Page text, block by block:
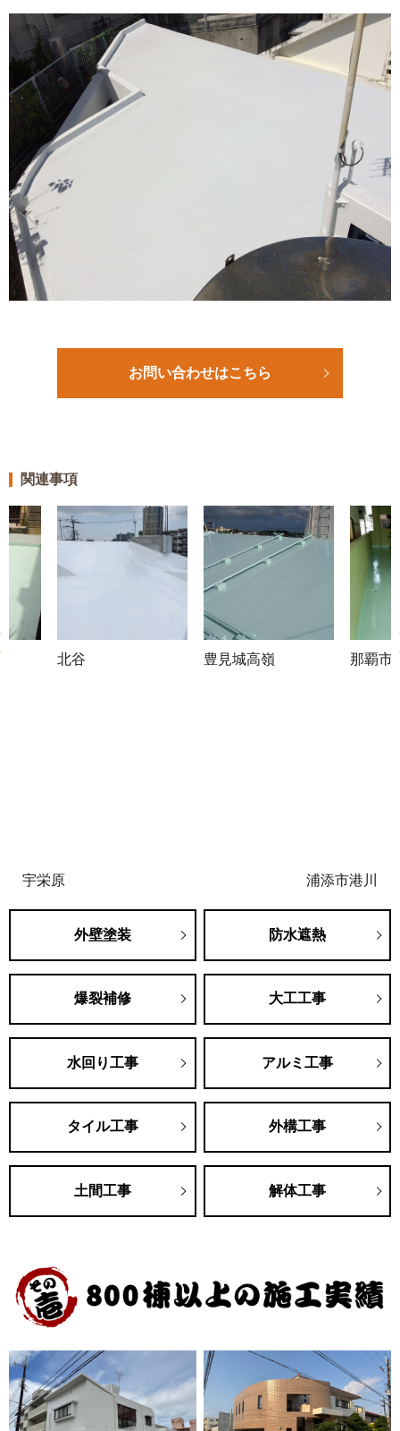
お問い合わせはこちら
関連事項
北谷 豊見城高嶺 那覇市
宇栄原 浦添市港川
外壁塗装 防水遮熱
爆裂補修 大工工事
水回り工事 アルミ工事
タイル工事 外構工事
土間工事 解体工事